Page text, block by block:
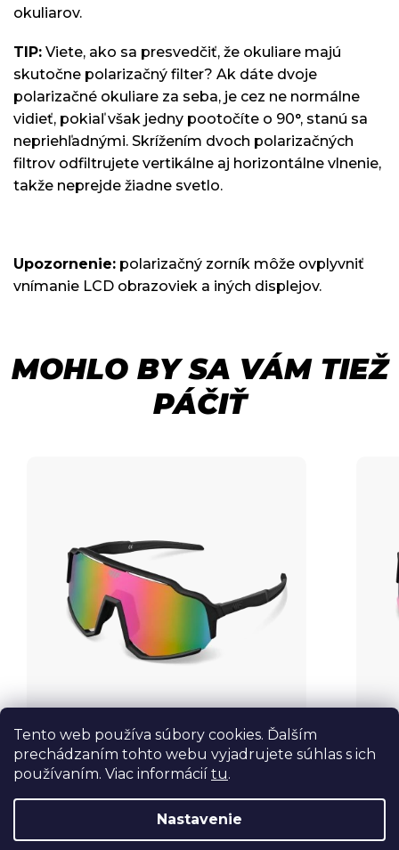
Tento web používa súbory cookies. Ďalším
prechádzaním tohto webu vyjadrujete súhlas s ich
používaním. Viac informácií tu.
Nastavenie
okuliarov.
TIP: Viete, ako sa presvedčiť, že okuliare majú
skutočne polarizačný filter? Ak dáte dvoje
polarizačné okuliare za seba, je cez ne normálne
vidieť, pokiaľ však jedny pootočíte o 90°, stanú sa
nepriehľadnými. Skrížením dvoch polarizačných
filtrov odfiltrujete vertikálne aj horizontálne vlnenie,
takže neprejde žiadne svetlo.
Upozornenie: polarizačný zorník môže ovplyvniť
vnímanie LCD obrazoviek a iných displejov.
MOHLO BY SA VÁM TIEŽ
PÁČIŤ
VIF Two Black x Pink
Skladom